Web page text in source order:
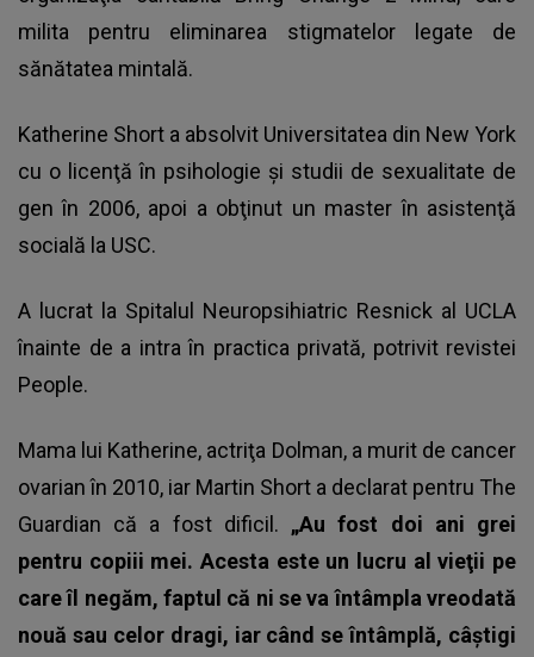
milita pentru eliminarea stigmatelor legate de
sănătatea mintală.
Katherine Short a absolvit Universitatea din New York
cu o licenţă în psihologie şi studii de sexualitate de
gen în 2006, apoi a obţinut un master în asistenţă
socială la USC.
A lucrat la Spitalul Neuropsihiatric Resnick al UCLA
înainte de a intra în practica privată, potrivit revistei
People.
Mama lui Katherine, actriţa Dolman, a murit de cancer
ovarian în 2010, iar Martin Short a declarat pentru The
Guardian că a fost dificil. „Au fost doi ani grei
pentru copiii mei. Acesta este un lucru al vieţii pe
care îl negăm, faptul că ni se va întâmpla vreodată
nouă sau celor dragi, iar când se întâmplă, câştigi